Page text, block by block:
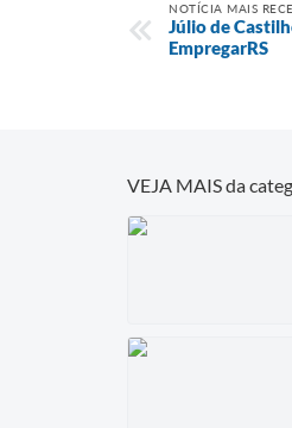
NOTÍCIA MAIS
Júlio de
EmpregarRS
VEJA MAIS da